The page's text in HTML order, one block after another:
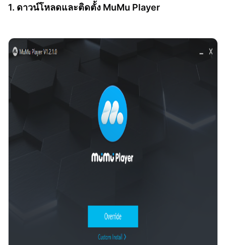
1. ดาวน์โหลดและติดตั้ง MuMu Player